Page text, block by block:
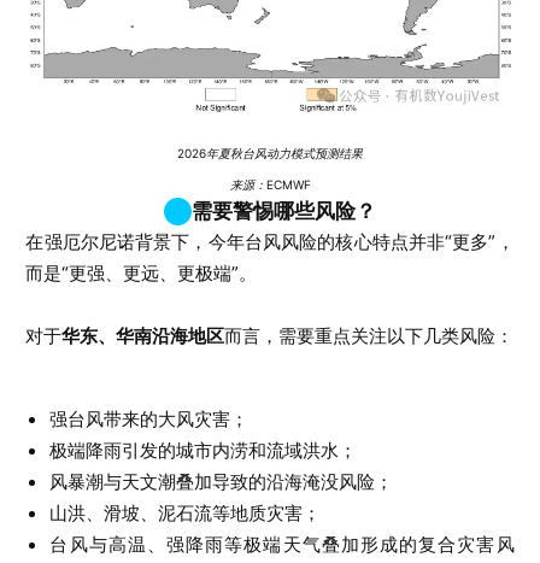
2026年夏秋台风动力模式预测结果
来源：ECMWF
需要警惕哪些风险？
在强厄尔尼诺背景下，今年台风风险的核心特点并非“更多”，
而是“更强、更远、更极端”。
对于华东、华南沿海地区而言，需要重点关注以下几类风险：
强台风带来的大风灾害；
极端降雨引发的城市内涝和流域洪水；
风暴潮与天文潮叠加导致的沿海淹没风险；
山洪、滑坡、泥石流等地质灾害；
台风与高温、强降雨等极端天气叠加形成的复合灾害风